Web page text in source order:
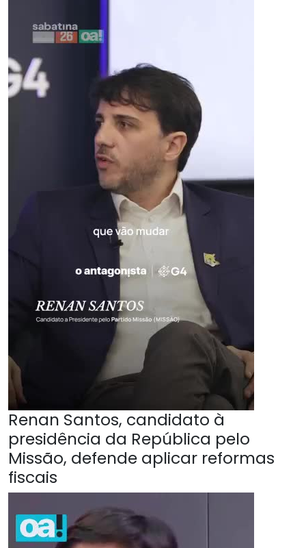
Renan Santos, candidato à
presidência da República pelo
Missão, defende aplicar reformas
fiscais